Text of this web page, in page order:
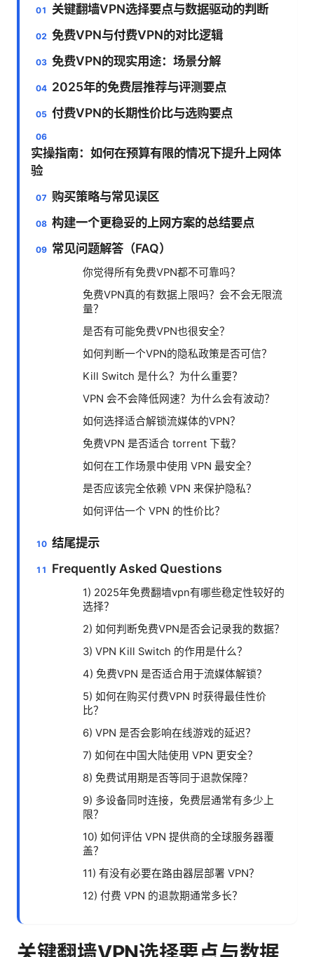
关键翻墙VPN选择要点与数据驱动的判断
免费VPN与付费VPN的对比逻辑
免费VPN的现实用途：场景分解
2025年的免费层推荐与评测要点
付费VPN的长期性价比与选购要点
实操指南：如何在预算有限的情况下提升上网体
验
购买策略与常见误区
构建一个更稳妥的上网方案的总结要点
常见问题解答（FAQ）
你觉得所有免费VPN都不可靠吗？
免费VPN真的有数据上限吗？会不会无限流
量？
是否有可能免费VPN也很安全？
如何判断一个VPN的隐私政策是否可信？
Kill Switch 是什么？为什么重要？
VPN 会不会降低网速？为什么会有波动？
如何选择适合解锁流媒体的VPN？
免费VPN 是否适合 torrent 下载？
如何在工作场景中使用 VPN 最安全？
是否应该完全依赖 VPN 来保护隐私？
如何评估一个 VPN 的性价比？
结尾提示
Frequently Asked Questions
1) 2025年免费翻墙vpn有哪些稳定性较好的
选择？
2) 如何判断免费VPN是否会记录我的数据？
3) VPN Kill Switch 的作用是什么？
4) 免费VPN 是否适合用于流媒体解锁？
5) 如何在购买付费VPN 时获得最佳性价
比？
6) VPN 是否会影响在线游戏的延迟？
7) 如何在中国大陆使用 VPN 更安全？
8) 免费试用期是否等同于退款保障？
9) 多设备同时连接，免费层通常有多少上
限？
10) 如何评估 VPN 提供商的全球服务器覆
盖？
11) 有没有必要在路由器层部署 VPN？
12) 付费 VPN 的退款期通常多长？